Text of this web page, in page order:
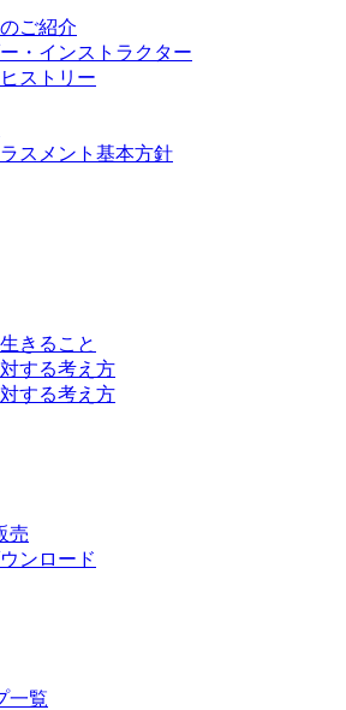
ご紹介
・インストラクター
ストリー
スメント基本方針
きること
する考え方
する考え方
売
ンロード
一覧